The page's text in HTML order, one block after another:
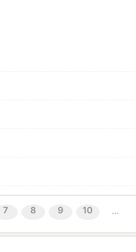
7 8 9 10
...